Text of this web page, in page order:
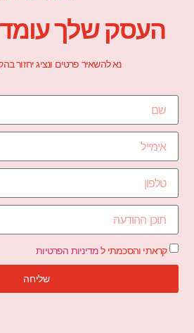
העסק שלך
נא להשאיר פרטים ונציג יחזור
קראתי והסכמתי למדיניות הפרטיות
שליחה